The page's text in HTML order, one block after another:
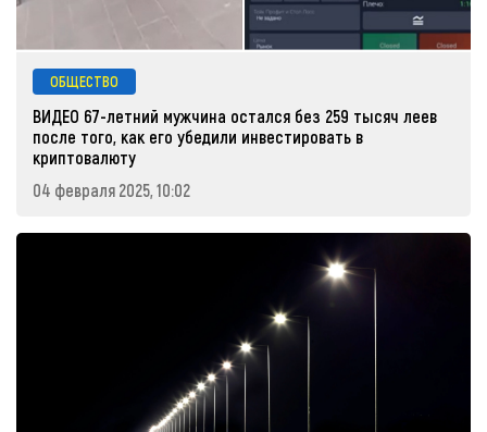
ОБЩЕСТВО
ВИДЕО 67-летний мужчина остался без 259 тысяч леев
после того, как его убедили инвестировать в
криптовалюту
04 февраля 2025, 10:02